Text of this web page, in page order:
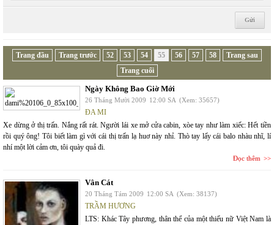
Trang đầu Trang trước 52 53 54 55 56 57 58
Trang sau
Trang cuối
Ngày Không Bao Giờ Mới
26 Tháng Mười 2009 12:00 SA (Xem: 35657)
ĐA MI
Xe dừng ở thị trấn. Nắng rất rát. Người lái xe mở cửa cabin, xòe tay như làm xiếc: Hết tiền
rồi quý ông! Tôi biết làm gì với cái thị trấn lạ huơ này nhỉ. Thò tay lấy cái balo nhàu nhĩ, lí
nhí một lời cảm ơn, tôi quày quả đi.
Đọc thêm
Vân Cát
20 Tháng Tám 2009 12:00 SA (Xem: 38137)
TRẦM HƯƠNG
LTS: Khác Tây phương, thân thể của một thiếu nữ Việt Nam là